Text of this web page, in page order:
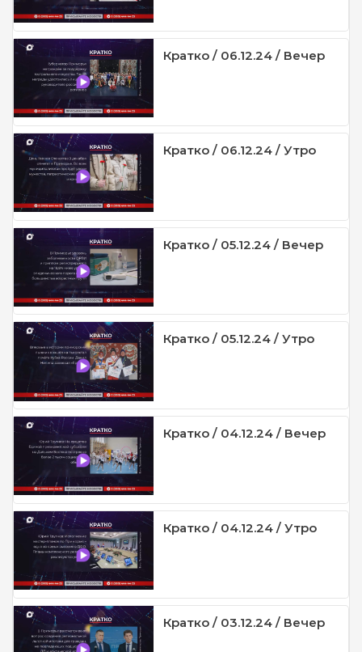
Кратко / 06.12.24 / Вечер
Кратко / 06.12.24 / Утро
Кратко / 05.12.24 / Вечер
Кратко / 05.12.24 / Утро
Кратко / 04.12.24 / Вечер
Кратко / 04.12.24 / Утро
Кратко / 03.12.24 / Вечер